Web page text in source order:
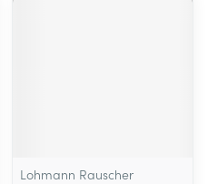
Lohmann Rauscher